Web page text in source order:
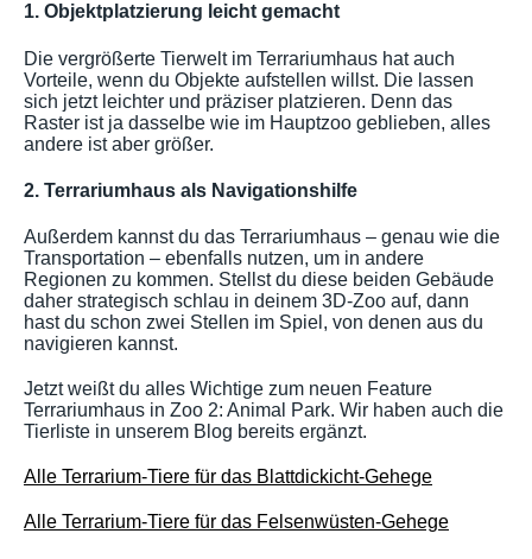
1. Objektplatzierung leicht gemacht
Die vergrößerte Tierwelt im Terrariumhaus hat auch
Vorteile, wenn du Objekte aufstellen willst. Die lassen
sich jetzt leichter und präziser platzieren. Denn das
Raster ist ja dasselbe wie im Hauptzoo geblieben, alles
andere ist aber größer.
2. Terrariumhaus als Navigationshilfe
Außerdem kannst du das Terrariumhaus – genau wie die
Transportation – ebenfalls nutzen, um in andere
Regionen zu kommen. Stellst du diese beiden Gebäude
daher strategisch schlau in deinem 3D-Zoo auf, dann
hast du schon zwei Stellen im Spiel, von denen aus du
navigieren kannst.
Jetzt weißt du alles Wichtige zum neuen Feature
Terrariumhaus in Zoo 2: Animal Park. Wir haben auch die
Tierliste in unserem Blog bereits ergänzt.
Alle Terrarium-Tiere für das Blattdickicht-Gehege
Alle Terrarium-Tiere für das Felsenwüsten-Gehege